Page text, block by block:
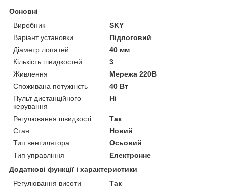
Основні
Виробник
SKY
Варіант установки
Підлоговий
Діаметр лопатей
40 мм
Кількість швидкостей
3
Живлення
Мережа 220В
Споживана потужність
40 Вт
Пульт дистанційного
керування
Ні
Регулювання швидкості
Так
Стан
Новий
Тип вентилятора
Осьовий
Тип управління
Електронне
Додаткові функції і характеристики
Регулювання висоти
Так